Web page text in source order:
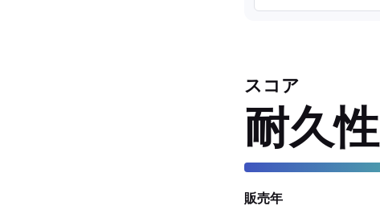
スコア
耐久性
販売年